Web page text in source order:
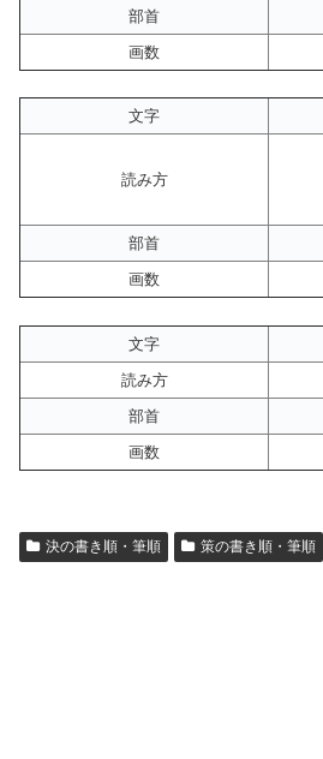
部首
画数
文字
読み方
部首
画数
文字
読み方
部首
画数
決の書き順・筆順 策の書き順・筆順